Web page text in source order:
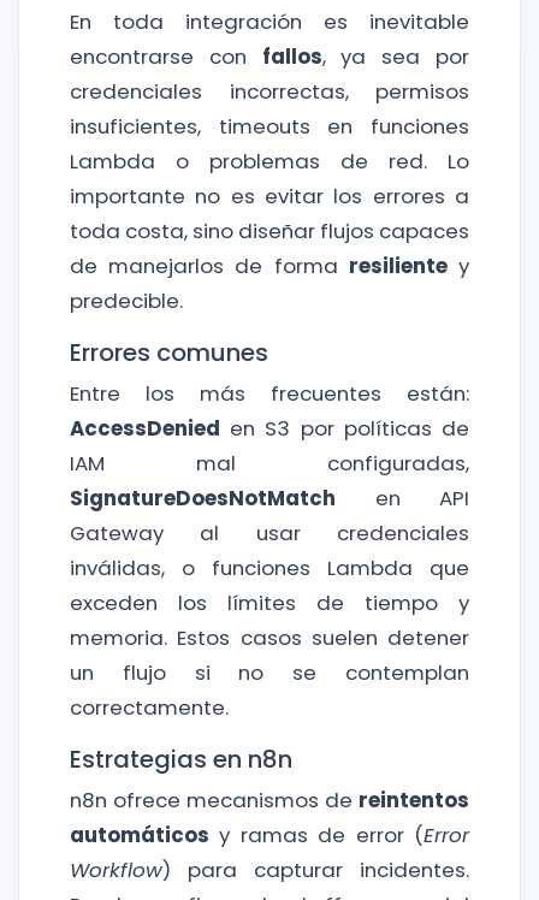
En toda integración es inevitable
encontrarse con fallos, ya sea por
credenciales incorrectas, permisos
insuficientes, timeouts en funciones
Lambda o problemas de red. Lo
importante no es evitar los errores a
toda costa, sino diseñar flujos capaces
de manejarlos de forma resiliente y
predecible.
Errores comunes
Entre los más frecuentes están:
AccessDenied en S3 por políticas de
IAM mal configuradas,
SignatureDoesNotMatch en API
Gateway al usar credenciales
inválidas, o funciones Lambda que
exceden los límites de tiempo y
memoria. Estos casos suelen detener
un flujo si no se contemplan
correctamente.
Estrategias en n8n
n8n ofrece mecanismos de reintentos
automáticos y ramas de error (Error
Workflow) para capturar incidentes.